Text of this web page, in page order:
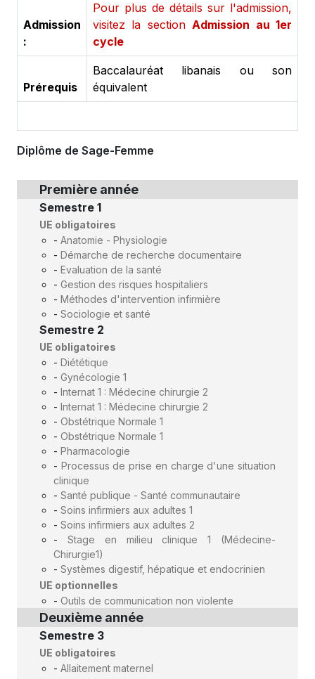
Admission
:
Pour plus de détails sur l'admission,
visitez la sectionAdmission au 1er
cycle
Prérequis
Baccalauréat libanais ou son
équivalent
Diplôme de Sage-Femme
Première année
Semestre 1
UE obligatoires
- Anatomie - Physiologie
- Démarche de recherche documentaire
- Evaluation de la santé
- Gestion des risques hospitaliers
- Méthodes d'intervention infirmière
- Sociologie et santé
Semestre 2
UE obligatoires
- Diététique
- Gynécologie 1
- Internat 1 : Médecine chirurgie 2
- Internat 1 : Médecine chirurgie 2
- Obstétrique Normale 1
- Obstétrique Normale 1
- Pharmacologie
- Processus de prise en charge d'une situation
clinique
- Santé publique - Santé communautaire
- Soins infirmiers aux adultes 1
- Soins infirmiers aux adultes 2
- Stage en milieu clinique 1 (Médecine-
Chirurgie1)
- Systèmes digestif, hépatique et endocrinien
UE optionnelles
- Outils de communication non violente
Deuxième année
Semestre 3
UE obligatoires
- Allaitement maternel